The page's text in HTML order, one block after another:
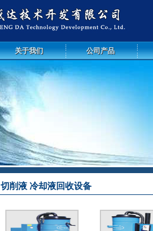
关于我们 公司产品
切削液 冷却液回收设备